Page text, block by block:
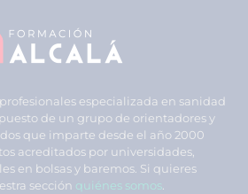
especializada en sanidad
de un grupo de orientadores y
que imparte desde el año 2000
acreditados por universidades,
en bolsas y baremos. Si quieres
sección quiénes somos